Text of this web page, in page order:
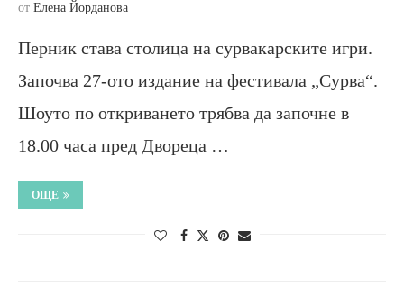
от Елена Йорданова
Перник става столица на сурвакарските игри.
Започва 27-ото издание на фестивала „Сурва“.
Шоуто по откриването трябва да започне в
18.00 часа пред Двореца …
ОЩЕ